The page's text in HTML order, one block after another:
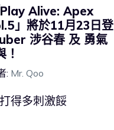
Alive: Apex
」將於11月23日登
涉谷春 及 勇氣
: Mr. Qoo
得多刺激餒